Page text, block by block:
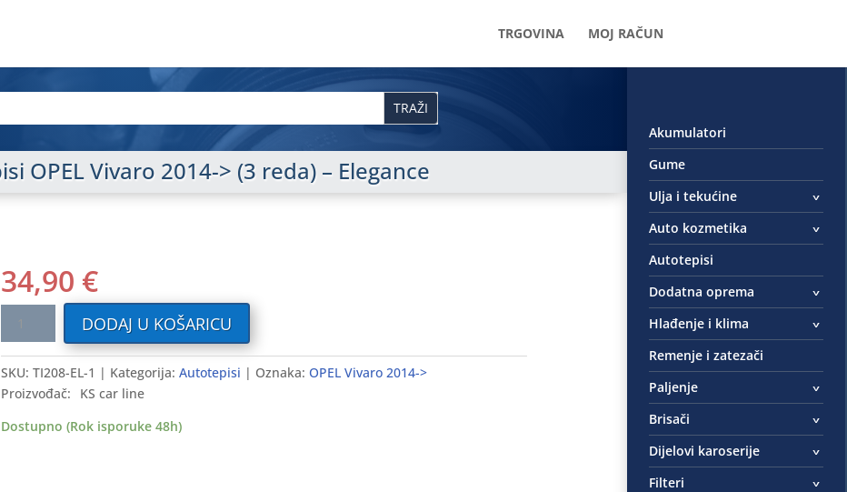
TRGOVINA MOJ RAČUN
OPEL Vivaro 2014-> (3 reda) – Elegance
34,90 €
tepisi
OPEL
Vivaro
2014-
DODAJ U KOŠARICU
SKU: TI208-EL-1 Kategorija: Autotepisi Oznaka: OPEL Vivaro 2014->
Proizvođač:
KS car line
Dostupno (Rok isporuke 48h)
Akumulatori
Gume
Ulja i tekućine
Auto kozmetika
Autotepisi
Dodatna oprema
Hlađenje i klima
Remenje i zatezači
Paljenje
Brisači
Dijelovi karoserije
Filteri